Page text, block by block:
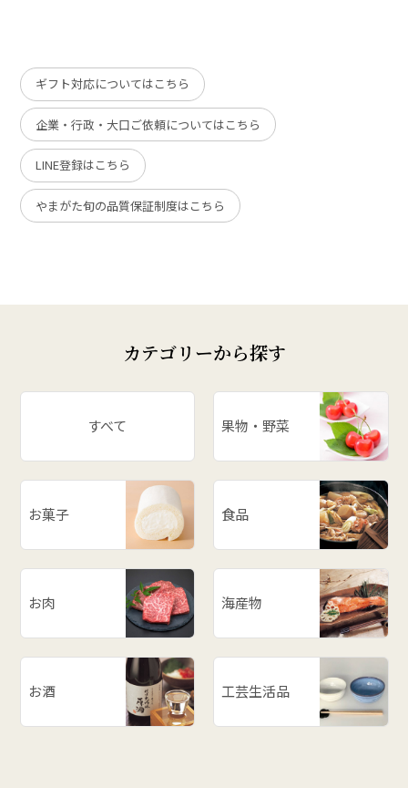
ギフト対応についてはこちら
企業・行政・大口ご依頼についてはこちら
LINE登録はこちら
やまがた旬の品質保証制度はこちら
カテゴリーから探す
すべて 果物・野菜
お菓子 食品
お肉 海産物
お酒 工芸生活品